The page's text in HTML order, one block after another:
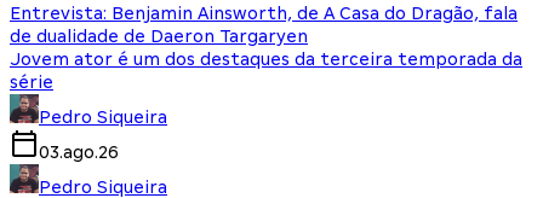
Entrevista: Benjamin Ainsworth, de A Casa do Dragão, fala
de dualidade de Daeron Targaryen
Jovem ator é um dos destaques da terceira temporada da
série
Pedro Siqueira
03.ago.26
Pedro Siqueira